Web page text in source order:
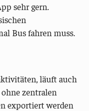
sehr gern.
Bus fahren muss.
läuft auch
zentralen
exportiert werden